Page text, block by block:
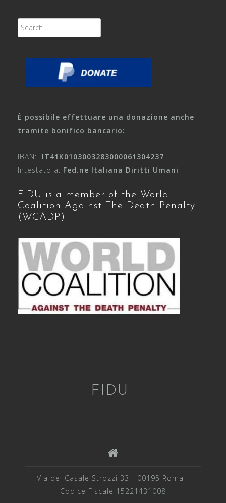
Search
for:
È possibile effettuare una donazione anche
tramite bonifico bancario:
IBAN: IT41K0103003283000061304237
Intestato a: Fed.ne Italiana Diritti Umani
FIDU is a member of the World
Coalition Against The Death Penalty
(WCADP)
FIDU
Via del Casale Strozzi 33 - 00195 Roma -
Codice Fiscale 15221431008